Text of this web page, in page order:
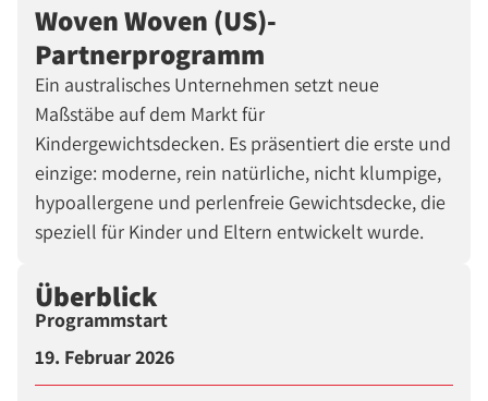
Woven Woven (US)-
Partnerprogramm
Ein australisches Unternehmen setzt neue
Maßstäbe auf dem Markt für
Kindergewichtsdecken. Es präsentiert die erste und
einzige: moderne, rein natürliche, nicht klumpige,
hypoallergene und perlenfreie Gewichtsdecke, die
speziell für Kinder und Eltern entwickelt wurde.
Überblick
Programmstart
19. Februar 2026